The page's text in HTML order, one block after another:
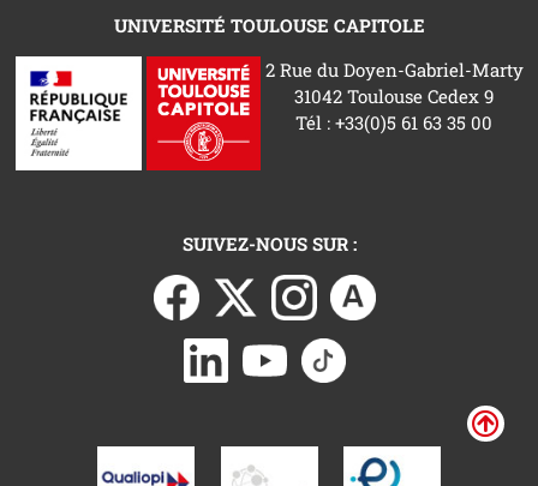
UNIVERSITÉ TOULOUSE CAPITOLE
2 Rue du Doyen-Gabriel-Marty
31042 Toulouse Cedex 9
Tél : +33(0)5 61 63 35 00
SUIVEZ-NOUS SUR :